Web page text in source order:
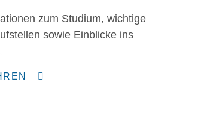
zum Studium, wichtige
sowie Einblicke ins